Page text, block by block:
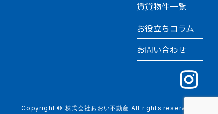
賃貸物件一覧
お役立ちコラム
お問い合わせ
Copyright © 株式会社あおい不動産 All rights reserved.